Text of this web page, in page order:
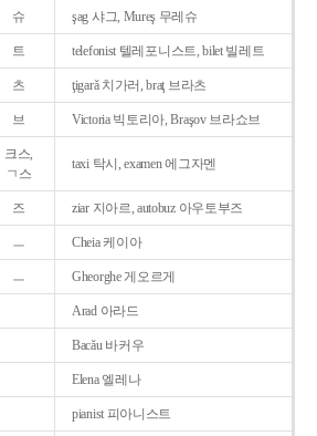
슈 şag 샤그, Mureş 무레슈
트 telefonist 텔레포니스트, bilet 빌레트
츠 ţigarǎ 치가러, braţ 브라츠
브 Victoria 빅토리아, Braşov 브라쇼브
크스,
ㄱ스
taxi 탁시, examen 에그자멘
즈 ziar 지아르, autobuz 아우토부즈
ㅡ Cheia 케이아
ㅡ Gheorghe 게오르게
Arad 아라드
Bacǎu 바커우
Elena 엘레나
pianist 피아니스트